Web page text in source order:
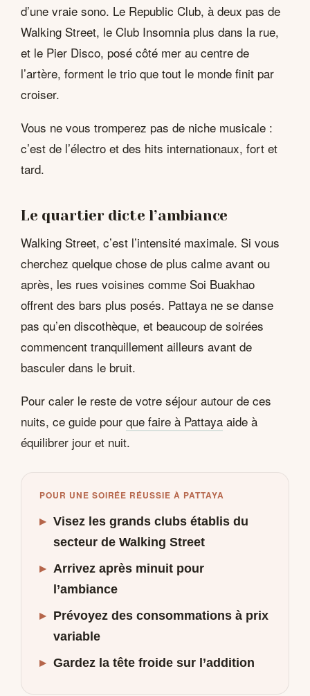
d’une vraie sono. Le Republic Club, à deux pas de
Walking Street, le Club Insomnia plus dans la rue,
et le Pier Disco, posé côté mer au centre de
l’artère, forment le trio que tout le monde finit par
croiser.
Vous ne vous tromperez pas de niche musicale :
c’est de l’électro et des hits internationaux, fort et
tard.
Le quartier dicte l’ambiance
Walking Street, c’est l’intensité maximale. Si vous
cherchez quelque chose de plus calme avant ou
après, les rues voisines comme Soi Buakhao
offrent des bars plus posés. Pattaya ne se danse
pas qu’en discothèque, et beaucoup de soirées
commencent tranquillement ailleurs avant de
basculer dans le bruit.
Pour caler le reste de votre séjour autour de ces
nuits, ce guide pour que faire à Pattaya aide à
équilibrer jour et nuit.
POUR UNE SOIRÉE RÉUSSIE À PATTAYA
▸ Visez les grands clubs établis du
secteur de Walking Street
▸ Arrivez après minuit pour
l’ambiance
▸ Prévoyez des consommations à prix
variable
▸ Gardez la tête froide sur l’addition